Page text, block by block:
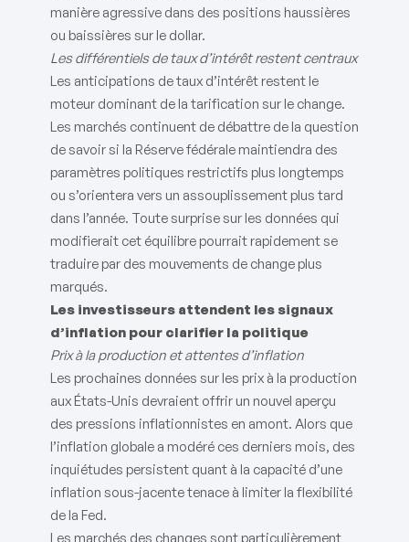
manière agressive dans des positions haussières
ou baissières sur le dollar.
Les différentiels de taux d’intérêt restent centraux
Les anticipations de taux d’intérêt restent le
moteur dominant de la tarification sur le change.
Les marchés continuent de débattre de la question
de savoir si la Réserve fédérale maintiendra des
paramètres politiques restrictifs plus longtemps
ou s’orientera vers un assouplissement plus tard
dans l’année. Toute surprise sur les données qui
modifierait cet équilibre pourrait rapidement se
traduire par des mouvements de change plus
marqués.
Les investisseurs attendent les signaux
d’inflation pour clarifier la politique
Prix à la production et attentes d’inflation
Les prochaines données sur les prix à la production
aux États-Unis devraient offrir un nouvel aperçu
des pressions inflationnistes en amont. Alors que
l’inflation globale a modéré ces derniers mois, des
inquiétudes persistent quant à la capacité d’une
inflation sous-jacente tenace à limiter la flexibilité
de la Fed.
Les marchés des changes sont particulièrement